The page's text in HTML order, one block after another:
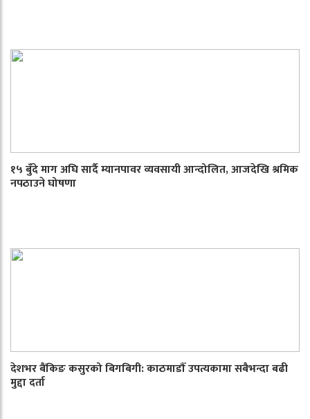
१५ बुँदे माग अघि सार्दै म्यानपावर व्यवसायी आन्दोलित, आजदेखि श्रमिक
नपठाउने घोषणा
देशभर बैंकिङ कसुरको बिगबिगी: काठमाडौँ उपत्यकामा सबैभन्दा बढी
मुद्दा दर्ता